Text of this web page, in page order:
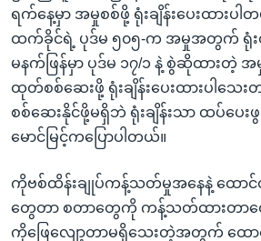
ရက်နေ့မှာ အမှုစစ်ဖို့ ရုံးချိန်းပေးထားပ
ထက်ခိုင်ရဲ့ ပုဒ်မ ၅၀၅-က အမှုအတွက် ရုံး
မနက်ဖြန်မှာ ပုဒ်မ ၁၇/၁ နဲ့ စွဲဆိုထားတဲ့
ထုတ်စစ်ဆေးဖို့ ရုံးချိန်းပေးထားပါသေ
စစ်ဆေးနိုင်ဖို့မရှိဘဲ ရုံးချိန်းသာ ထပ်ပ
မောင်မြင့်ကပြောပါတယ်။
ကိုဗစ်ထိန်းချုပ်ကန့်သတ်မှုအနေနဲ့ ထောင်
တွေတာ စတာတွေကို ကန့်သတ်ထားတာတွေရှိ
ကိုဖြေလျော့တာမရှိသေးတဲ့အတွက် ထော